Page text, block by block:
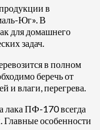
в
Юг». В
для домашнего
задач.
в полном
беречь от
и влаги, перегрева.
лака ПФ-170 всегда
особенности